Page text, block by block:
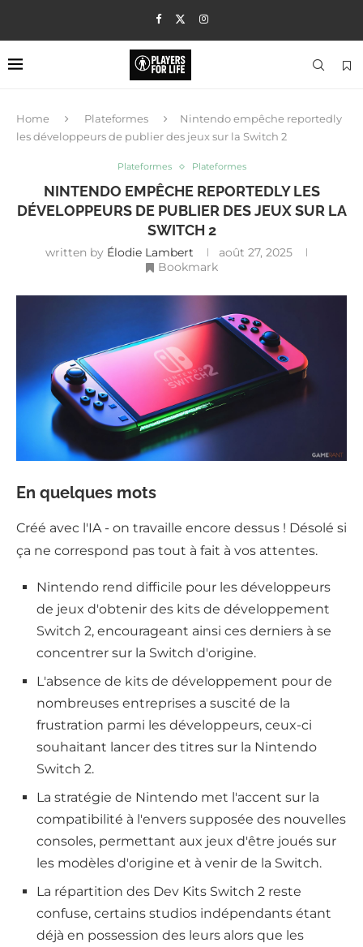
Home Plateformes
Nintendo empêche reportedly
les développeurs de publier des jeux sur la Switch 2
Plateformes Plateformes
NINTENDO EMPÊCHE REPORTEDLY LES
DÉVELOPPEURS DE PUBLIER DES JEUX SUR LA
SWITCH 2
written by Élodie Lambert
août 27, 2025
Bookmark
En quelques mots
Créé avec l'IA - on travaille encore dessus ! Désolé si
ça ne correspond pas tout à fait à vos attentes.
Nintendo rend difficile pour les développeurs
de jeux d'obtenir des kits de développement
Switch 2, encourageant ainsi ces derniers à se
concentrer sur la Switch d'origine.
L'absence de kits de développement pour de
nombreuses entreprises a suscité de la
frustration parmi les développeurs, ceux-ci
souhaitant lancer des titres sur la Nintendo
Switch 2.
La stratégie de Nintendo met l'accent sur la
compatibilité à l'envers supposée des nouvelles
consoles, permettant aux jeux d'être joués sur
les modèles d'origine et à venir de la Switch.
La répartition des Dev Kits Switch 2 reste
confuse, certains studios indépendants étant
déjà en possession des leurs alors que les